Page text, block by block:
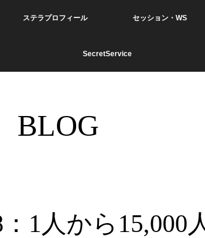
ステラプロフィール セッション・WS
SecretService
BLOG
1人から15,000